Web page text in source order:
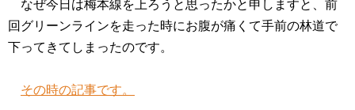
なぜ今日は梅本線を上ろうと思ったかと申しますと、前
回グリーンラインを走った時にお腹が痛くて手前の林道で
下ってきてしまったのです。
その時の記事です。